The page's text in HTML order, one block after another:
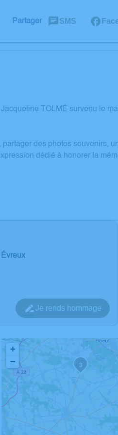
Partager SMS
TOLMÉ survenu le
des photos souvenirs,
dédié à honorer la
Je rends hommage
3
+
−